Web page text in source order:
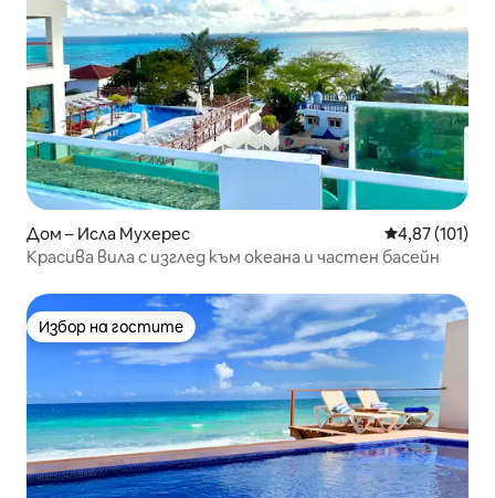
Дом – Исла Мухерес Средна
4,87 (101)
Красива вила с изглед към океана и частен басейн
Избор на гостите
Избор на гостите